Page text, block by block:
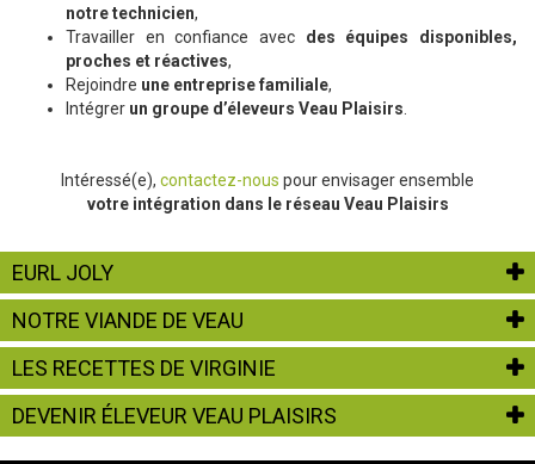
notre technicien,
Travailler en confiance avec des équipes disponibles,
proches et réactives,
Rejoindre une entreprise familiale,
Intégrer un groupe d’éleveurs Veau Plaisirs
Intéressé(e), contactez-nous pour envisager ensemble
votre intégration dans le réseau Veau Plaisirs
EURL JOLY
NOTRE VIANDE DE VEAU
LES RECETTES DE VIRGINIE
DEVENIR ÉLEVEUR VEAU PLAISIRS